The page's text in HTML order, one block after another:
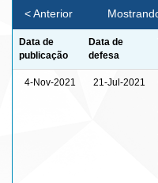
< Anterior
Data de
publicação
Data de
defesa
4-Nov-2021 21-Jul-2021